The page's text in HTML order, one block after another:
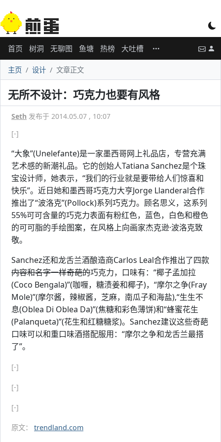
首页 树洞 无聊图 鱼塘 热榜 大吐槽
主页 设计 文章正文
无所不设计：巧克力也要有风格
Seth 发布于 2014.05.07 , 10:07
[-]
“大象”(Unelefante)是一家墨西哥网上礼品店，专营充满
艺术感的新潮礼品。它的创始人Tatiana Sanchez是个珠
宝设计师，她表示，“我们的行业就是要带给人们惊喜和
快乐”。近日她和墨西哥巧克力大亨Jorge Llanderal合作
推出了“波洛克”(Pollock)系列巧克力。顾名思义，这系列
55%可可含量的巧克力表面有粉红色，蓝色，白色和橙色
的可可脂的手绘图案，在风格上向画家杰克逊·波洛克致
敬。
Sanchez还和龙舌兰酒酿造商Carlos Leal合作推出了四款
内容和名字一样奇葩的巧克力，口味有：“椰子孟加拉
(Coco Bengala)”(咖喱，糖渍姜和椰子)，“摩尔之争(Fray
Mole)”(摩尔酱，辣椒酱，芝麻，南瓜子和海盐),“生生不
息(Oblea Di Oblea Da)”(焦糖和彩色薄饼)和“蜂蜜花生
(Palanqueta)”(花生和红糖糖浆)。Sanchez建议这些奇葩
口味可以和重口味酒搭配服用：“摩尔之争和龙舌兰最搭
了”。
[-]
[-]
[-]
原文： trendland.com